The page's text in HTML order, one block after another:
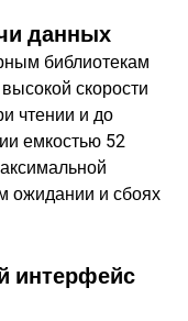
данных
библиотекам
скорости
чтении и до
емкостью 52
ожидании и сбоях
интерфейс